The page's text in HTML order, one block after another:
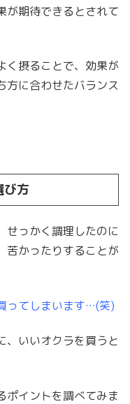
が期待できるとされて
く摂ることで、効果が
方に合わせたバランス
び方
せっかく調理したのに
苦かったりすることが
ってしまいます…(笑)
、いいオクラを買うと
ポイントを調べてみま